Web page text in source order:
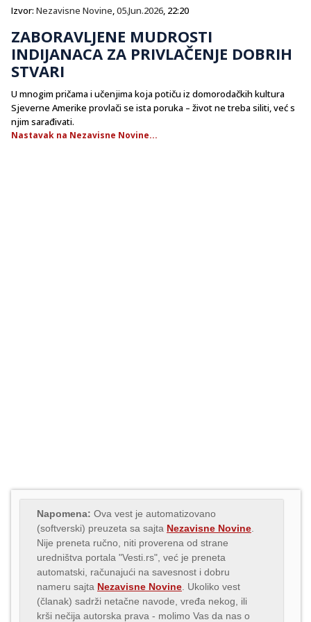
Izvor: Nezavisne Novine,05.Jun.2026, 22:20
ZABORAVLJENE MUDROSTI
INDIJANACA ZA PRIVLAČENJE DOBRIH
STVARI
U mnogim pričama i učenjima koja potiču iz domorodačkih kultura
Sjeverne Amerike provlači se ista poruka – život ne treba siliti, već s
njim sarađivati.
Nastavak na Nezavisne Novine...
Napomena: Ova vest je automatizovano
(softverski) preuzeta sa sajta Nezavisne Novine
Nije preneta ručno, niti proverena od strane
uredništva portala "Vesti.rs", već je preneta
automatski, računajući na savesnost i dobru
nameru sajta Nezavisne Novine . Ukoliko vest
(članak) sadrži netačne navode, vređa nekog, ili
krši nečija autorska prava - molimo Vas da nas o